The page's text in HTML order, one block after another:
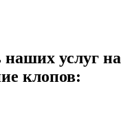
услуг на
клопов: